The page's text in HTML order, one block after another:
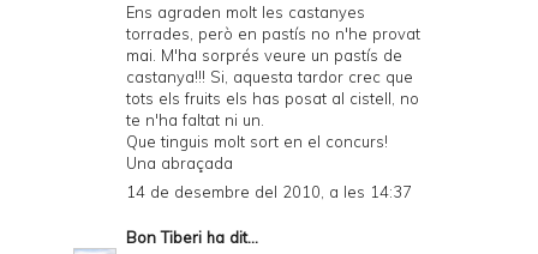
Ens agraden molt les castanyes
torrades, però en pastís no n'he provat
mai. M'ha sorprés veure un pastís de
castanya!!! Si, aquesta tardor crec que
tots els fruits els has posat al cistell, no
te n'ha faltat ni un.
Que tinguis molt sort en el concurs!
Una abraçada
14 de desembre del 2010, a les 14:37
Bon Tiberi ha dit...